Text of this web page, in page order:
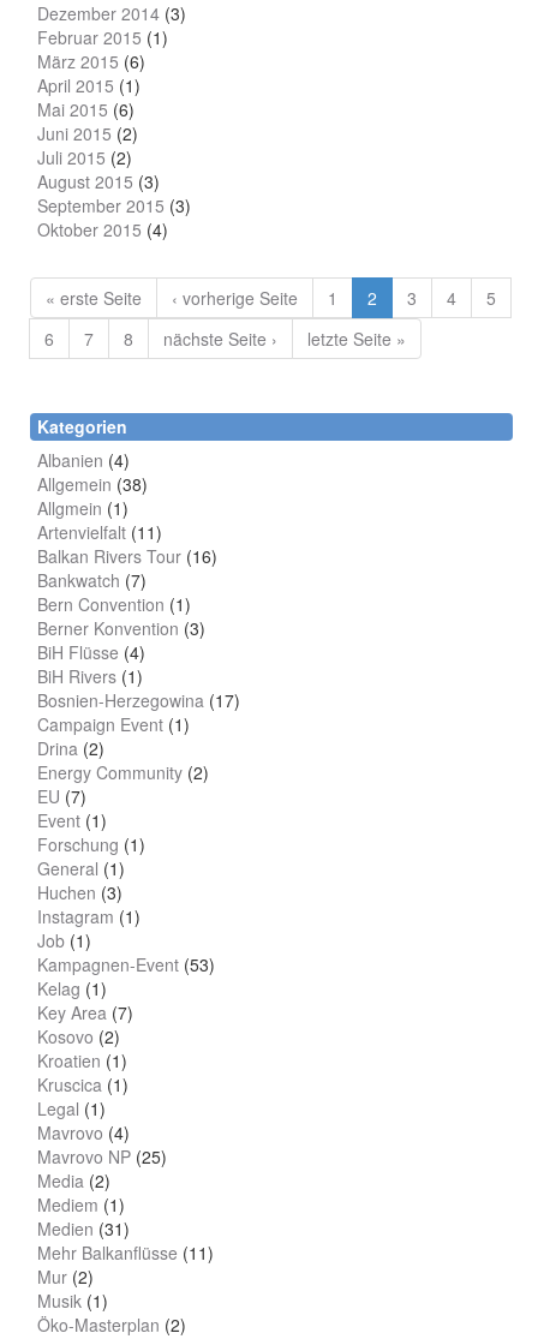
Dezember 2014 (3)
Februar 2015 (1)
März 2015 (6)
April 2015 (1)
Mai 2015 (6)
Juni 2015 (2)
Juli 2015 (2)
August 2015 (3)
September 2015 (3)
Oktober 2015 (4)
« erste Seite ‹ vorherige Seite 1 2 3 4
5
6
7 8 nächste Seite › letzte Seite »
Kategorien
Albanien (4)
Allgemein (38)
Allgmein (1)
Artenvielfalt (11)
Balkan Rivers Tour (16)
Bankwatch (7)
Bern Convention (1)
Berner Konvention (3)
BiH Flüsse (4)
BiH Rivers (1)
Bosnien-Herzegowina (17)
Campaign Event (1)
Drina (2)
Energy Community (2)
EU (7)
Event (1)
Forschung (1)
General (1)
Huchen (3)
Instagram (1)
Job (1)
Kampagnen-Event (53)
Kelag (1)
Key Area (7)
Kosovo (2)
Kroatien (1)
Kruscica (1)
Legal (1)
Mavrovo (4)
Mavrovo NP (25)
Media (2)
Mediem (1)
Medien (31)
Mehr Balkanflüsse (11)
Mur (2)
Musik (1)
Öko-Masterplan (2)